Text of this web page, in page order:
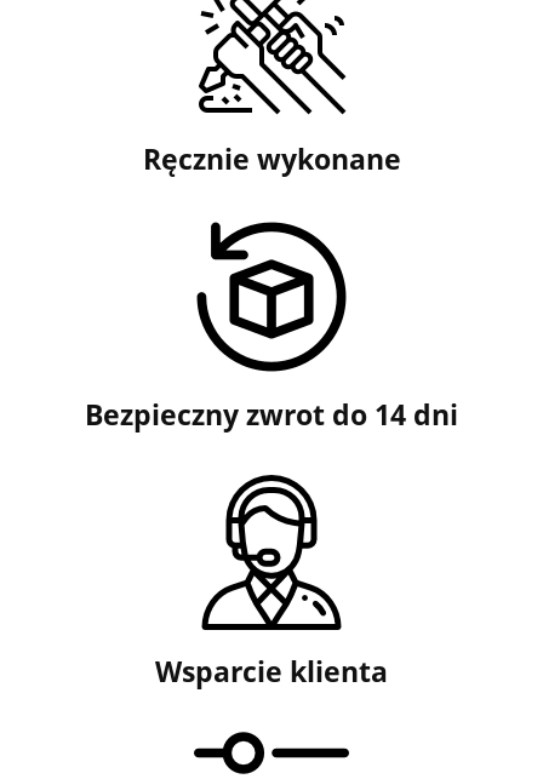
Ręcznie wykonane
Bezpieczny zwrot do 14 dni
Wsparcie klienta